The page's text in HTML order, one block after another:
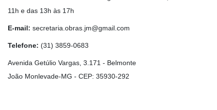
11h e das 13h às 17h
E-mail: secretaria.obras.jm@gmail.com
Telefone: (31) 3859-0683
Avenida Getúlio Vargas, 3.171 - Belmonte
João Monlevade-MG - CEP: 35930-292